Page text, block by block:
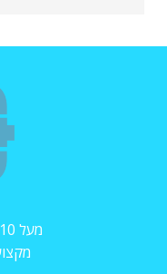
מעל 10 שנים של ניסיון וידע